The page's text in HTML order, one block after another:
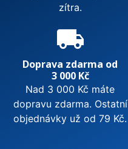
zítra.
local_shipping
Doprava zdarma od
3 000 Kč
Nad 3 000 Kč máte
dopravu zdarma. Ostatní
objednávky už od 79 Kč.